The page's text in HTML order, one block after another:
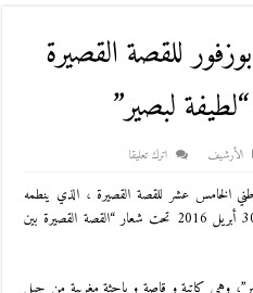
للقصة القصيرة
لبصير”
اﻷرشيف اترك تعليقا
الخامس عشر للقصة القصيرة ، الذي ينطمه
نادي الهامش القصصي أيام 28 – 29 – 30 أبريل 2016 تحت شعار “القصة القصيرة بين